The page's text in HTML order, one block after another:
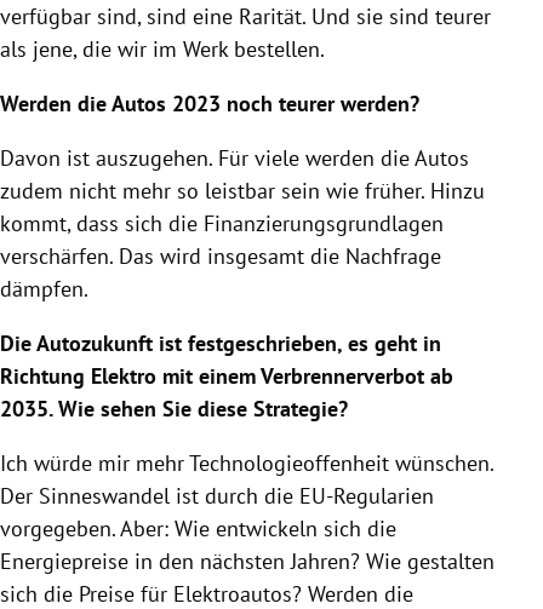
verfügbar sind, sind eine Rarität. Und sie sind teurer
als jene, die wir im Werk bestellen.
Werden die Autos 2023 noch teurer werden?
Davon ist auszugehen. Für viele werden die Autos
zudem nicht mehr so leistbar sein wie früher. Hinzu
kommt, dass sich die Finanzierungsgrundlagen
verschärfen. Das wird insgesamt die Nachfrage
dämpfen.
Die Autozukunft ist festgeschrieben, es geht in
Richtung Elektro mit einem Verbrennerverbot ab
2035. Wie sehen Sie diese Strategie?
Ich würde mir mehr Technologieoffenheit wünschen.
Der Sinneswandel ist durch die EU-Regularien
vorgegeben. Aber: Wie entwickeln sich die
Energiepreise in den nächsten Jahren? Wie gestalten
sich die Preise für Elektroautos? Werden die